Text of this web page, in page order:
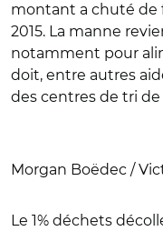
montant a chuté de
2015. La manne
notamment pour
doit, entre autres
des centres de tri
Morgan Boëdec /
Le 1% déchets